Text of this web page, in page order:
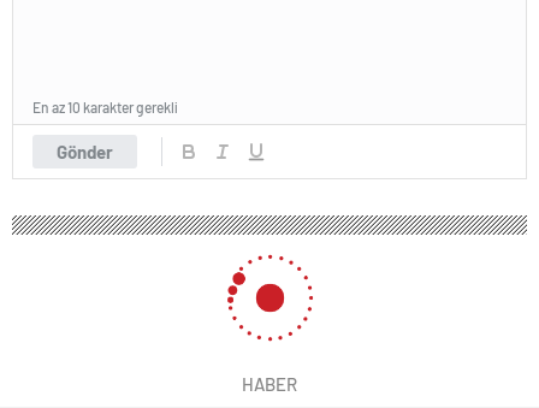
Gönder
En az 10 karakter gerekli
HABER